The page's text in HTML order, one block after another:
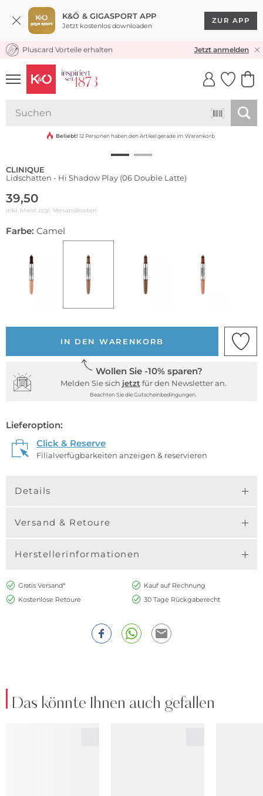
K&Ö & GIGASPORT APP
Jetzt kostenlos downloaden
ZUR APP
KOSTENLOSER VERSAND* & RÜCKVERSAND
Pluscard Vorteile erhalten Jetzt anmelden
UNSERE APP
CLICK &
Beliebt! 12 Personen haben den Artikel gerade im Warenkorb
CLINIQUE
Lidschatten - Hi Shadow Play (06 Double Latte)
39,50
inkl. Mwst zzgl. Versandkosten
Farbe: Camel
IN DEN WARENKORB
Wollen Sie -10% sparen?
Melden Sie sich jetzt für den Newsletter an.
Beachten Sie die Gutscheinbedingungen.
Lieferoption:
Click & Reserve
Filialverfügbarkeiten anzeigen & reservieren
Details
Versand & Retoure
Herstellerinformationen
Gratis Versand*
Kauf auf Rechnung
Kostenlose Retoure
30 Tage Rückgaberecht
Das könnte Ihnen auch gefallen